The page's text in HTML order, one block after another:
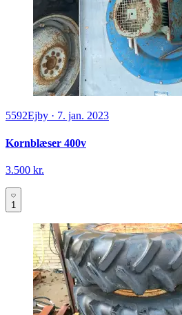
5592Ejby · 7. jan. 2023
Kornblæser 400v
3.500 kr.
1